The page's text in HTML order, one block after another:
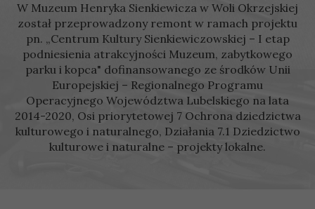
W Muzeum Henryka Sienkiewicza w Woli Okrzejskiej
został przeprowadzony remont w ramach projektu
pn. „Centrum Kultury Sienkiewiczowskiej – I etap
podniesienia atrakcyjności Muzeum, zabytkowego
parku i kopca" dofinansowanego ze środków Unii
Europejskiej – Regionalnego Programu
Operacyjnego Województwa Lubelskiego na lata
2014-2020, Osi priorytetowej 7 Ochrona dziedzictwa
kulturowego i naturalnego, Działania 7.1 Dziedzictwo
kulturowe i naturalne – projekty lokalne.